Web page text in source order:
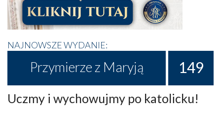
NAJNOWSZE WYDANIE:
Przymierze z Maryją 149
Uczmy i wychowujmy po katolicku!